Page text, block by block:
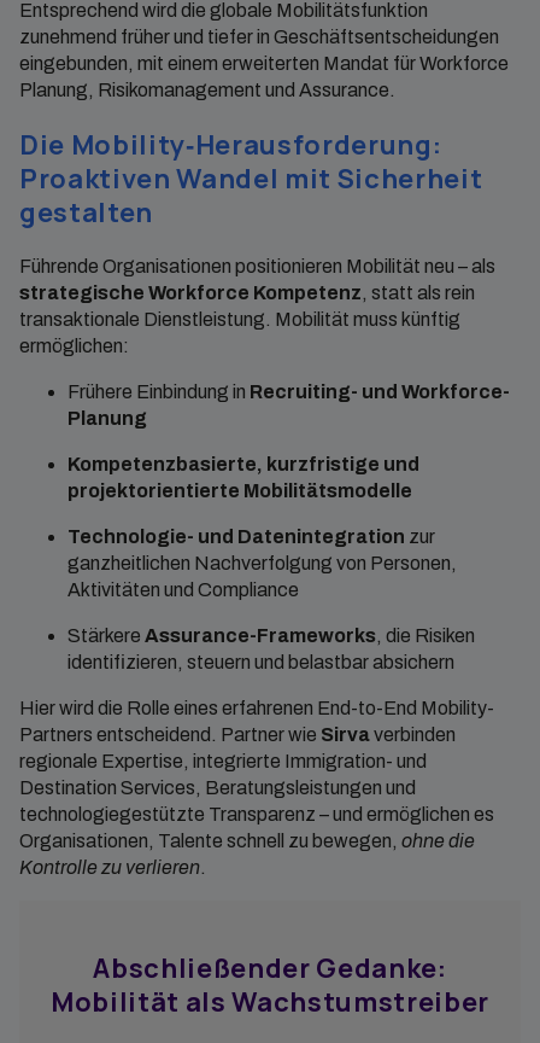
Entsprechend wird die globale Mobilitätsfunktion
zunehmend früher und tiefer in Geschäftsentscheidungen
eingebunden, mit einem erweiterten Mandat für Workforce
Planung, Risikomanagement und Assurance.
Die Mobility‑Herausforderung:
Proaktiven Wandel mit Sicherheit
gestalten
Führende Organisationen positionieren Mobilität neu – als
strategische Workforce Kompetenz, statt als rein
transaktionale Dienstleistung. Mobilität muss künftig
ermöglichen:
Frühere Einbindung in Recruiting- und Workforce-
Planung
Kompetenzbasierte, kurzfristige und
projektorientierte Mobilitätsmodelle
Technologie- und Datenintegration zur
ganzheitlichen Nachverfolgung von Personen,
Aktivitäten und Compliance
Stärkere Assurance-Frameworks, die Risiken
identifizieren, steuern und belastbar absichern
Hier wird die Rolle eines erfahrenen End-to-End Mobility-
Partners entscheidend. Partner wie Sirvaverbinden
regionale Expertise, integrierte Immigration- und
Destination Services, Beratungsleistungen und
technologiegestützte Transparenz – und ermöglichen es
Organisationen, Talente schnell zu bewegen, ohne die
Kontrolle zu verlieren.
Abschließender Gedanke:
Mobilität als Wachstumstreiber